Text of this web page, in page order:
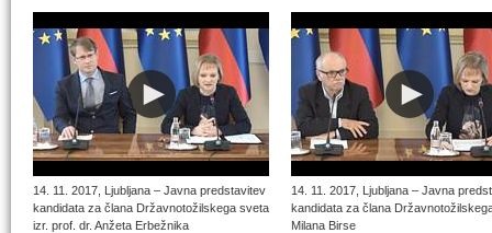
14. 11. 2017, Ljubljana – Javna predstavitev
kandidata za člana Državnotožilskega sveta
izr. prof. dr. Anžeta Erbežnika
14. 11. 2017, Ljubljana – Javna
kandidata za člana
Milana Birse